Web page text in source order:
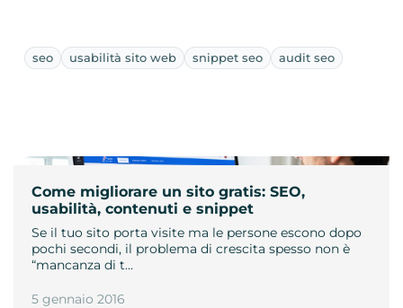
seo usabilità sito web snippet seo audit seo
Come migliorare un sito gratis: SEO,
usabilità, contenuti e snippet
Se il tuo sito porta visite ma le persone escono dopo
pochi secondi, il problema di crescita spesso non è
“mancanza di t…
5 gennaio 2016